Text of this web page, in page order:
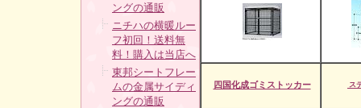
ングの通販
ニチハの横暖ルー
フ初回！送料無
料！購入は当店へ
東邦シートフレー
ムの金属サイディ
ングの通販
四国化成ゴミストッカー ス